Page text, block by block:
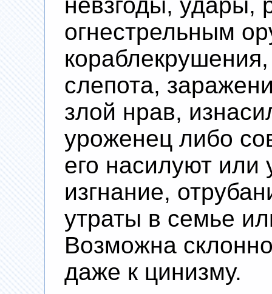
огнестрельным
слепота,
злой нрав,
уроженец либо
его насилуют или
изгнание,
утраты в семье
Возможна
даже к цинизму.